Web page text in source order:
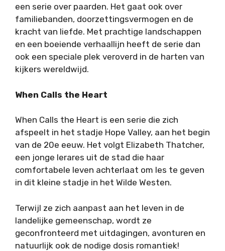
een serie over paarden. Het gaat ook over
familiebanden, doorzettingsvermogen en de
kracht van liefde. Met prachtige landschappen
en een boeiende verhaallijn heeft de serie dan
ook een speciale plek veroverd in de harten van
kijkers wereldwijd.
When Calls the Heart
When Calls the Heart is een serie die zich
afspeelt in het stadje Hope Valley, aan het begin
van de 20e eeuw. Het volgt Elizabeth Thatcher,
een jonge lerares uit de stad die haar
comfortabele leven achterlaat om les te geven
in dit kleine stadje in het Wilde Westen.
Terwijl ze zich aanpast aan het leven in de
landelijke gemeenschap, wordt ze
geconfronteerd met uitdagingen, avonturen en
natuurlijk ook de nodige dosis romantiek!